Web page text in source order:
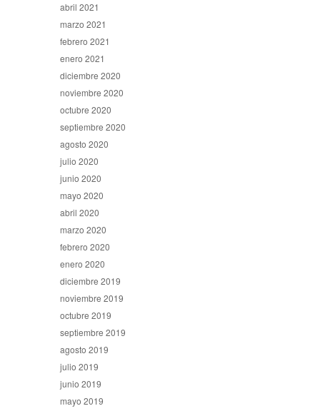
abril 2021
marzo 2021
febrero 2021
enero 2021
diciembre 2020
noviembre 2020
octubre 2020
septiembre 2020
agosto 2020
julio 2020
junio 2020
mayo 2020
abril 2020
marzo 2020
febrero 2020
enero 2020
diciembre 2019
noviembre 2019
octubre 2019
septiembre 2019
agosto 2019
julio 2019
junio 2019
mayo 2019